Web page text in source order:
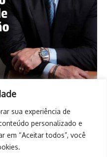
sua experiência de
personalizado e
em “Aceitar todos”, você